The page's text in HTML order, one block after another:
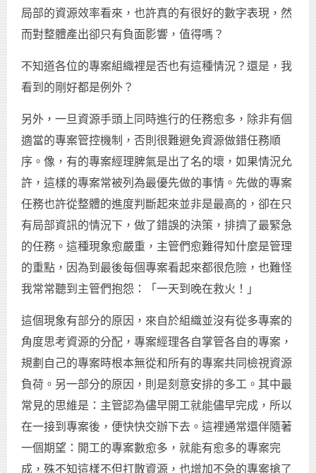
局部的資源效率看來，也許真的有很好的數字表現，然
而對整體產出卻只有負面影響，值得嗎？
不知道各位的專案組織裡是否也有這種情況？還是，我
看到的剛好都是例外？
另外，一旦資源手頭上同時進行的任務愈多，除非有個
適當的專案管控機制，否則很難避免資源做錯任務順
序。像，有的專案經理脾氣是出了名的壞，如果情況允
許，這樣的專案常被列為最優先做的事情。先做的專案
任務也許從整體的進度判斷起來並非是最高的，卻在只
有局部資訊的情況下，做了錯誤的決策，排擠了最緊急
的任務。這種現象愈嚴重，主管們愈難得知什麼是管理
的重點，因為到最後每個專案看起來都很危險，也難怪
我常常聽到主管們抱怨：「一天到晚在救火！」
這個現象有部分的原因，來自於組織並沒有從多專案的
角度思考資源的分配，專案經理各自掌管各自的專案，
規劃自己的專案時根本無從和所有的專案共同檢視資源
負荷。另一部分的原因，則是刻意安排的多工。其中最
常見的思維是：主管認為儘早開工就能儘早完成，所以
在一接到專案後，便快快交辦下去。這裡通常還伴隨著
一個期望：開工的專案數愈多，就能有愈多的專案完
成，殊不知這樣不但打散資源，也增加不急的專案搶了